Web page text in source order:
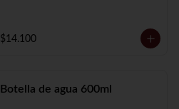
$14.100
Botella de agua 600ml